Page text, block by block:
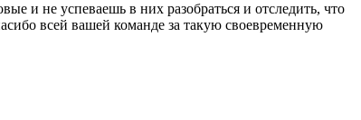
и не успеваешь в них разобраться и отследить, что
всей вашей команде за такую своевременную